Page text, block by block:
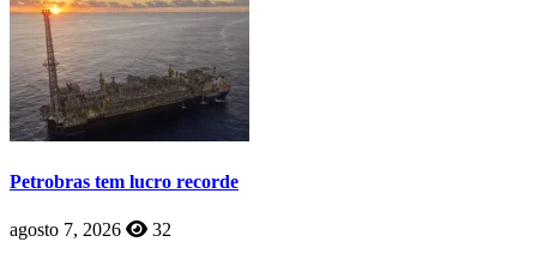
Petrobras tem lucro recorde
agosto 7, 2026 32